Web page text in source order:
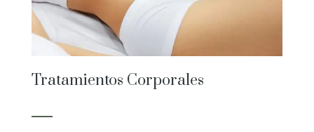
Tratamientos Corporales